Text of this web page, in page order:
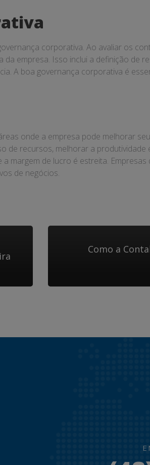
corporativa. Ao avaliar os
empresa. Isso inclui a definição de
A boa governança corporativa é
onde a empresa pode melhorar
recursos, melhorar a produtividade
margem de lucro é estreita.
de negócios.
Como a